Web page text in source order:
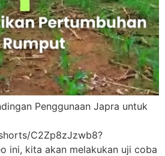
Penggunaan Japra untuk
C2Zp8zJzwb8?
ini, kita akan melakukan uji coba